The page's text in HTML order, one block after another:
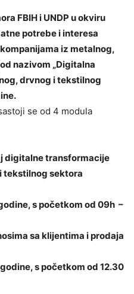
FBIH i UNDP u okviru
potrebe i interesa
iz metalnog,
nazivom „Digitalna
drvnog i tekstilnog
se od 4 modula
digitalne transformacije
tekstilnog sektora
s početkom od 09h –
sa klijentima i prodaja
s početkom od 12.30